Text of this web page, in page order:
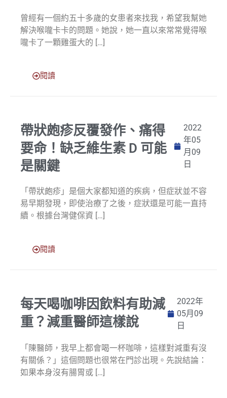
曾經有一個約五十多歲的女患者來找我，希望我幫她
解決喉嚨卡卡的問題。她說，她一直以來常常覺得喉
嚨卡了一顆雞蛋大的 […]
閱讀
帶狀皰疹反覆發作、痛得
要命！缺乏維生素 D 可能
是關鍵
2022
年05
月09
日
「帶狀皰疹」是個大家都知道的疾病，但症狀並不容
易早期發現，即使治療了之後，症狀還是可能一直持
續。根據台灣健保資 […]
閱讀
每天喝咖啡因飲料有助減
重？減重醫師這樣說
2022年
05月09
日
「陳醫師，我早上都會喝一杯咖啡，這樣對減重有沒
有關係？」這個問題也很常在門診出現。先說結論：
如果本身沒有腸胃或 […]